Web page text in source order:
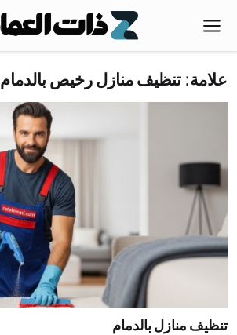
علامة: تنظيف منازل رخيص بالدمام
تنظيف منازل بالدمام